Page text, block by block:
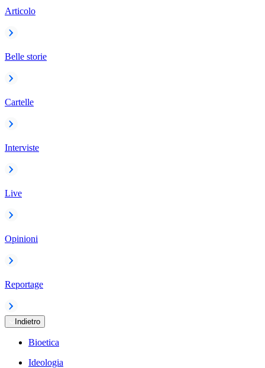
Articolo
Belle storie
Cartelle
Interviste
Live
Opinioni
Reportage
Indietro
Bioetica
Ideologia